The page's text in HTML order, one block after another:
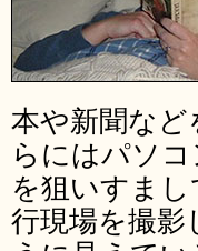
本や新聞な
らにはパソ
を狙いすま
行現場を撮